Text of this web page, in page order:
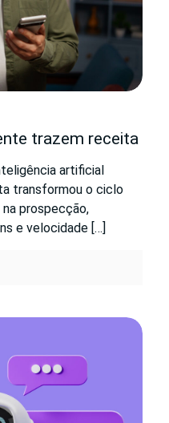
trazem receita
artificial
transformou o ciclo
prospecção,
e velocidade […]